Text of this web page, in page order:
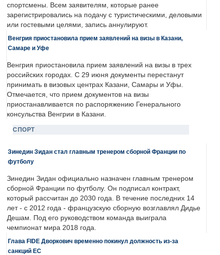
спортсмены. Всем заявителям, которые ранее
зарегистрировались на подачу с туристическими, деловыми
или гостевыми целями, запись аннулируют.
Венгрия приостановила прием заявлений на визы в Казани,
Самаре и Уфе
Венгрия приостановила прием заявлений на визы в трех
российских городах. С 29 июня документы перестанут
принимать в визовых центрах Казани, Самары и Уфы.
Отмечается, что прием документов на визы
приостанавливается по распоряжению Генерального
консульства Венгрии в Казани.
СПОРТ
Зинедин Зидан стал главным тренером сборной Франции по
футболу
Зинедин Зидан официально назначен главным тренером
сборной Франции по футболу. Он подписал контракт,
который рассчитан до 2030 года. В течение последних 14
лет - с 2012 года - французскую сборную возглавлял Дидье
Дешам. Под его руководством команда выиграла
чемпионат мира 2018 года.
Глава FIDE Дворкович временно покинул должность из-за
санкций ЕС